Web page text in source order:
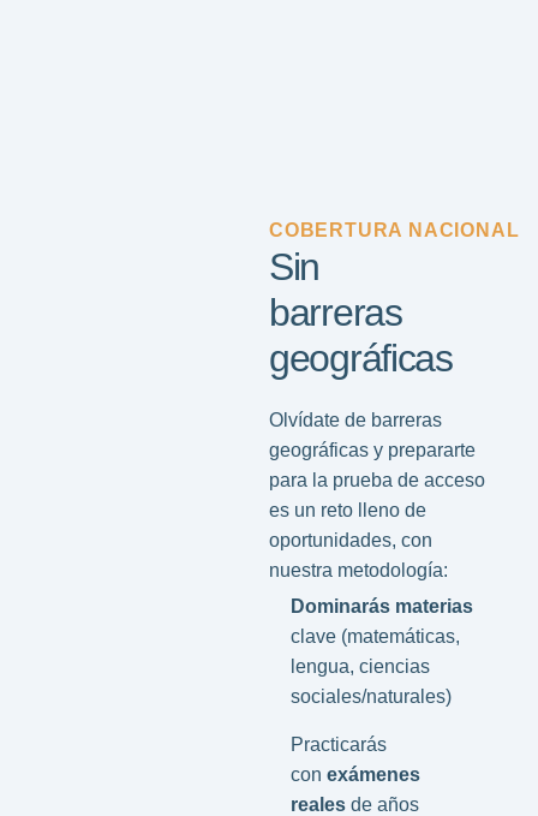
COBERTURA NACIONAL
Sin
barreras
geográficas
Olvídate de barreras
geográficas y prepararte
para la prueba de acceso
es un reto lleno de
oportunidades, con
nuestra metodología:
Dominarás materias
clave (matemáticas,
lengua, ciencias
sociales/naturales)
Practicarás
con exámenes
realesde años